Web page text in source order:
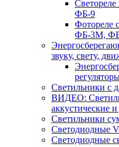
ФБ-9
Фотореле
ФБ-3М,
звуку, свету,
Светильники с
ВИДЕО:
аккустические
Светильники
Светодиодные
Светодиодные